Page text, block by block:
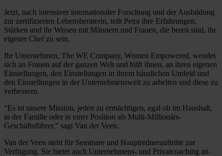
Jetzt, nach intensiver internationaler Forschung und der Ausbildung
zur zertifizierten Lebensberaterin, teilt Petra ihre Erfahrungen,
Stärken und ihr Wissen mit Männern und Frauen, die bereit sind, ihr
eigener Chef zu sein.
Ihr Unternehmen, The WE Company, Women Empowered, wendet
sich an Frauen auf der ganzen Welt und hilft ihnen, an ihren eigenen
Einstellungen, den Einstellungen in ihrem häuslichen Umfeld und
den Einstellungen in der Unternehmenswelt zu arbeiten und diese zu
verbessern.
“Es ist unsere Mission, jeden zu ermächtigen, egal ob im Haushalt,
in der Familie oder in einer Position als Multi-Millionärs-
Geschäftsführer,” sagt Van der Veen.
Van der Veen steht für Seminare und Hauptrednerauftritte zur
Verfügung. Sie bietet auch Unternehmens- und Privatcoaching an.